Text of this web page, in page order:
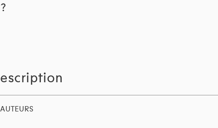
AUTEURS